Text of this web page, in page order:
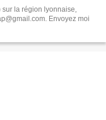
sur la région lyonnaise,
Envoyez moi